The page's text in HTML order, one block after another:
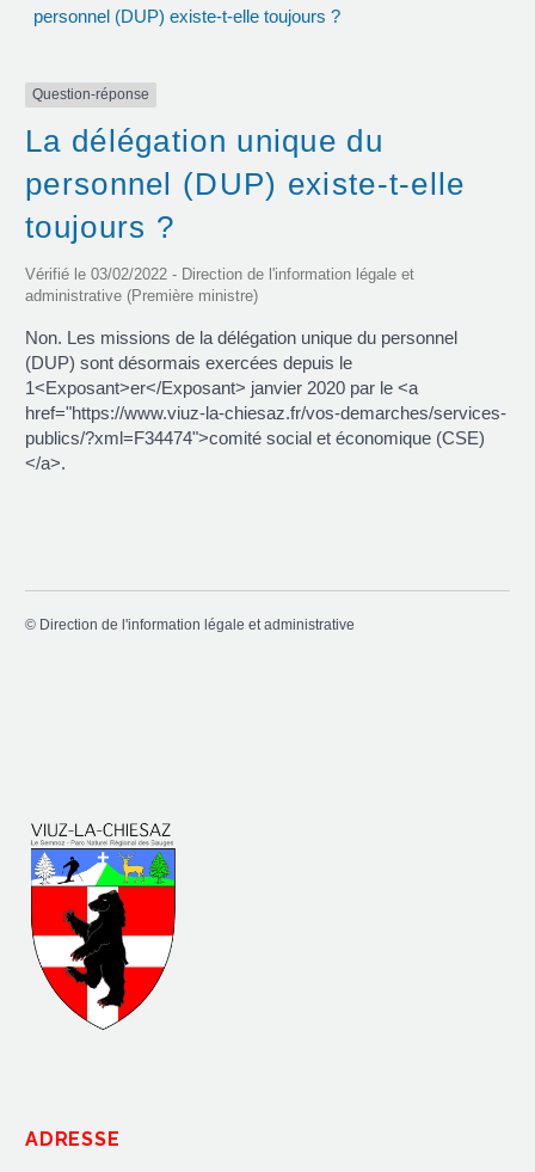
personnel (DUP) existe-t-elle toujours ?
Question-réponse
La délégation unique du
personnel (DUP) existe-t-elle
toujours ?
Vérifié le 03/02/2022 - Direction de l'information légale et
administrative (Première ministre)
Non. Les missions de la délégation unique du personnel
(DUP) sont désormais exercées depuis le
1<Exposant>er</Exposant> janvier 2020 par le <a
href="https://www.viuz-la-chiesaz.fr/vos-demarches/services-
publics/?xml=F34474">comité social et économique (CSE)
</a>.
© Direction de l'information légale et administrative
ADRESSE